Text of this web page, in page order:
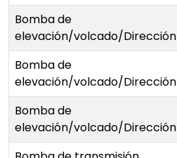
Bomba de
elevación/volcado/Dirección
Bomba de
elevación/volcado/Dirección
Bomba de
elevación/volcado/Dirección